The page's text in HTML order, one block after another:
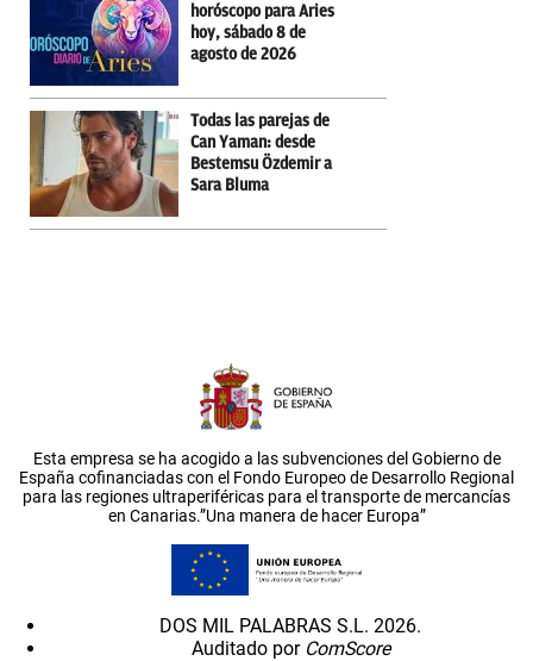
horóscopo para Aries
hoy, sábado 8 de
agosto de 2026
Todas las parejas de
Can Yaman: desde
Bestemsu Özdemir a
Sara Bluma
Esta empresa se ha acogido a las subvenciones del Gobierno de
España cofinanciadas con el Fondo Europeo de Desarrollo Regional
para las regiones ultraperiféricas para el transporte de mercancías
en Canarias.”Una manera de hacer Europa”
DOS MIL PALABRAS S.L. 2026.
Auditado por ComScore